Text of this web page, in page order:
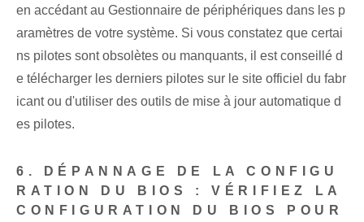
en accédant au Gestionnaire de périphériques dans les p
aramètres de votre système. Si vous constatez que certai
ns pilotes sont obsolètes ou manquants, il est conseillé d
e télécharger les derniers pilotes sur le site officiel du fabr
icant ou d'utiliser des outils de mise à jour automatique d
es pilotes.
6. DÉPANNAGE DE LA CONFIGU
RATION DU BIOS : VÉRIFIEZ LA
CONFIGURATION DU BIOS POUR